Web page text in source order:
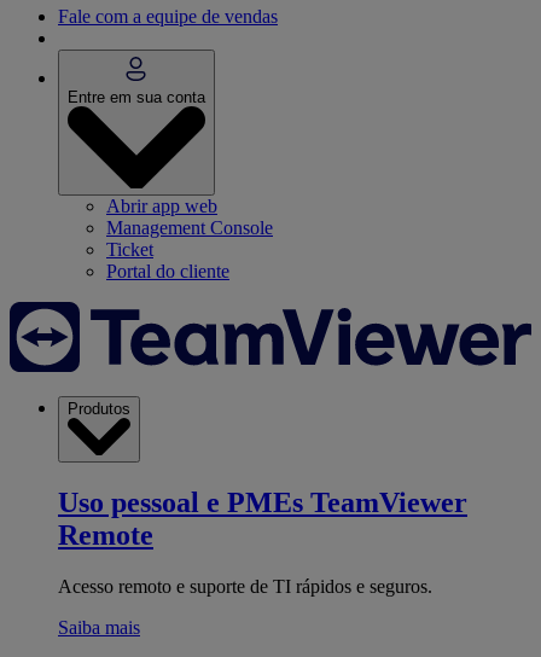
Fale com a equipe de vendas
Entre em sua conta
Abrir app web
Management Console
Ticket
Portal do cliente
Produtos
Uso pessoal e PMEs TeamViewer
Remote
Acesso remoto e suporte de TI rápidos e seguros.
Saiba mais